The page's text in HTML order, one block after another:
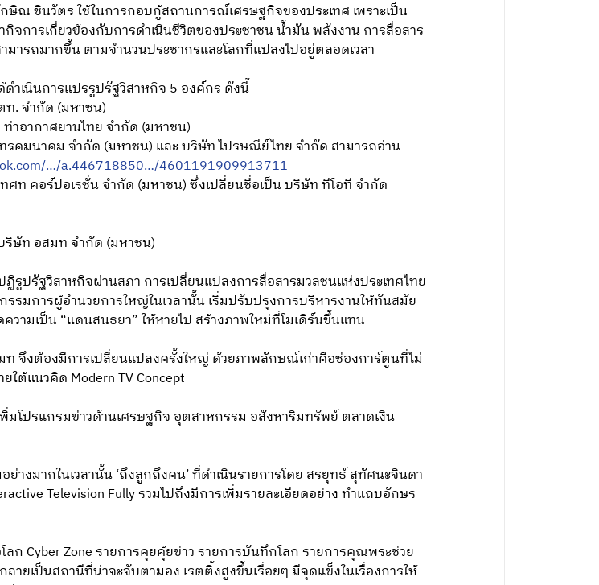
ณ ชินวัตร ใช้ในการกอบกู้สถานการณ์เศรษฐกิจของประเทศ เพราะเป็น
จการเกี่ยวข้องกับการดำเนินชีวิตของประชาชน น้ำมัน พลังงาน การสื่อสาร
รถมากขึ้น ตามจำนวนประชากรและโลกที่แปลงไปอยู่ตลอดเวลา
าเนินการแปรรูปรัฐวิสาหกิจ 5 องค์กร ดังนี้
ท. จํากัด (มหาชน)
าอากาศยานไทย จํากัด (มหาชน)
รคมนาคม จํากัด (มหาชน) และ บริษัท ไปรษณีย์ไทย จำกัด สามารถอ่าน
…/a.446718850…/4601191909913711
ท คอร์ปอเรชั่น จํากัด (มหาชน) ซึ่งเปลี่ยนชื่อเป็น บริษัท ทีโอที จํากัด
ริษัท อสมท จํากัด (มหาชน)
ปรัฐวิสาหกิจผ่านสภา การเปลี่ยนแปลงการสื่อสารมวลชนแห่งประเทศไทย
มการผู้อำนวยการใหญ่ในเวลานั้น เริ่มปรับปรุงการบริหารงานให้ทันสมัย
วามเป็น “แดนสนธยา” ให้หายไป สร้างภาพใหม่ที่โมเดิร์นขึ้นแทน
ท จึงต้องมีการเปลี่ยนแปลงครั้งใหญ่ ด้วยภาพลักษณ์เก่าคือช่องการ์ตูนที่ไม่
ต้แนวคิด Modern TV Concept
มโปรแกรมข่าวด้านเศรษฐกิจ อุตสาหกรรม อสังหาริมทรัพย์ ตลาดเงิน
างมากในเวลานั้น ‘ถึงลูกถึงคน’ ที่ดำเนินรายการโดย สรยุทธ์ สุทัศนะจินดา
Television Fully รวมไปถึงมีการเพิ่มรายละเอียดอย่าง ทำแถบอักษร
ลก Cyber Zone รายการคุยคุ้ยข่าว รายการบันทึกโลก รายการคุณพระช่วย
ายเป็นสถานีที่น่าจะจับตามอง เรตติ้งสูงขึ้นเรื่อยๆ มีจุดแข็งในเรื่องการให้